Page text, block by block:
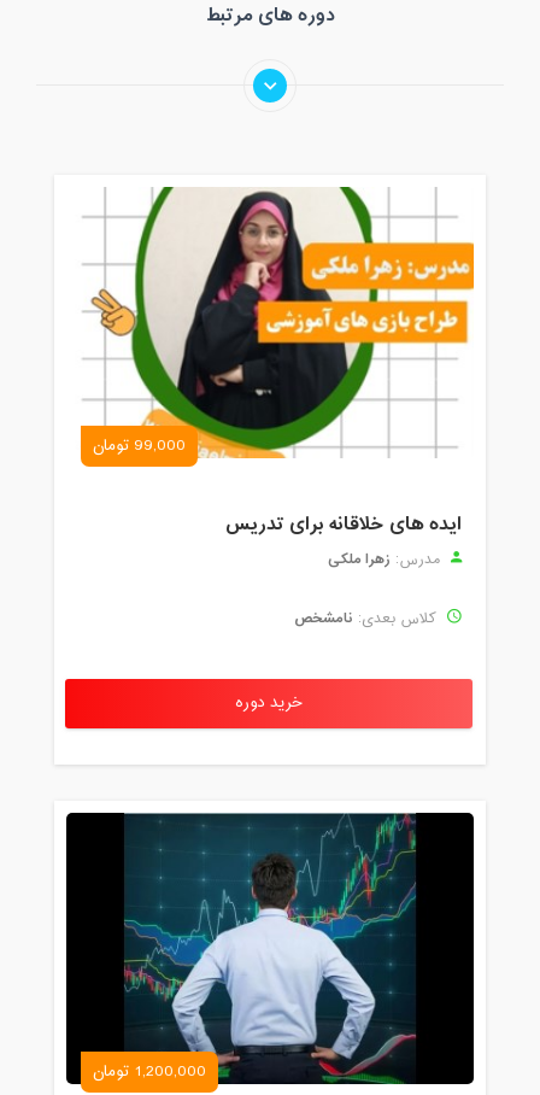
دوره های مرتبط
99,000 تومان
ایده های خلاقانه برای تدریس
مدرس: زهرا ملکی
کلاس بعدی: نامشخص
خرید دوره
1,200,000 تومان